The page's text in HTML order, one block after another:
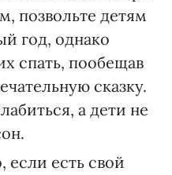
позвольте детям
год, однако
спать, пообещав
сказку.
а дети не
если есть свой